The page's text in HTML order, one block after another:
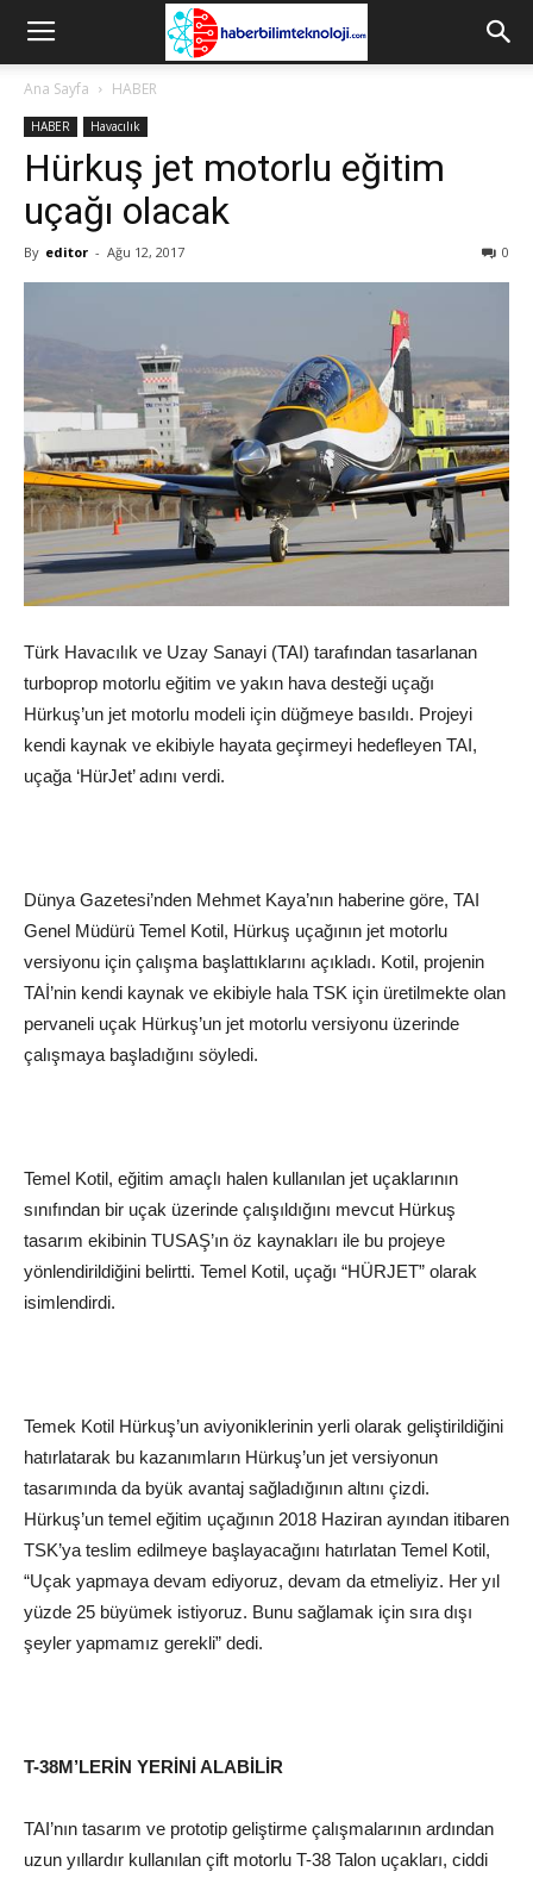
Ana Sayfa HABER
HABER Havacılık
Hürkuş jet motorlu eğitim
uçağı olacak
By editor - Ağu 12, 2017 0
Türk Havacılık ve Uzay Sanayi (TAI) tarafından tasarlanan
turboprop motorlu eğitim ve yakın hava desteği uçağı
Hürkuş’un jet motorlu modeli için düğmeye basıldı. Projeyi
kendi kaynak ve ekibiyle hayata geçirmeyi hedefleyen TAI,
uçağa ‘HürJet’ adını verdi.
Dünya Gazetesi’nden Mehmet Kaya’nın haberine göre, TAI
Genel Müdürü Temel Kotil, Hürkuş uçağının jet motorlu
versiyonu için çalışma başlattıklarını açıkladı. Kotil, projenin
TAİ’nin kendi kaynak ve ekibiyle hala TSK için üretilmekte olan
pervaneli uçak Hürkuş’un jet motorlu versiyonu üzerinde
çalışmaya başladığını söyledi.
Temel Kotil, eğitim amaçlı halen kullanılan jet uçaklarının
sınıfından bir uçak üzerinde çalışıldığını mevcut Hürkuş
tasarım ekibinin TUSAŞ’ın öz kaynakları ile bu projeye
yönlendirildiğini belirtti. Temel Kotil, uçağı “HÜRJET” olarak
isimlendirdi.
Temek Kotil Hürkuş’un aviyoniklerinin yerli olarak geliştirildiğini
hatırlatarak bu kazanımların Hürkuş’un jet versiyonun
tasarımında da byük avantaj sağladığının altını çizdi.
Hürkuş’un temel eğitim uçağının 2018 Haziran ayından itibaren
TSK’ya teslim edilmeye başlayacağını hatırlatan Temel Kotil,
“Uçak yapmaya devam ediyoruz, devam da etmeliyiz. Her yıl
yüzde 25 büyümek istiyoruz. Bunu sağlamak için sıra dışı
şeyler yapmamız gerekli” dedi.
T-38M’LERİN YERİNİ ALABİLİR
TAI’nın tasarım ve prototip geliştirme çalışmalarının ardından
uzun yıllardır kullanılan çift motorlu T-38 Talon uçakları, ciddi